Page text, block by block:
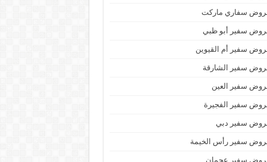
سفاري ماركت
سفير أبو ظبي
سفير أم القيوين
سفير الشارقة
سفير العين
سفير الفجيرة
سفير دبي
سفير رأس الخيمة
سفير عجمان